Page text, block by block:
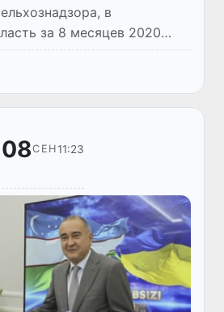
в
за 8 месяцев 2020
13.000 тонн свежих
бахчевых и около 9.400
08СЕН11:23